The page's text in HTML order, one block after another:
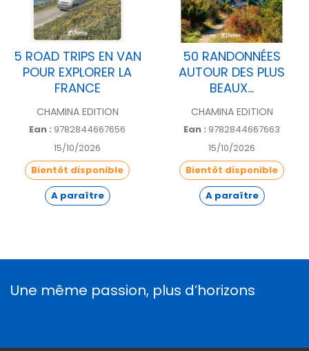
5 ROAD TRIPS EN VAN
POUR EXPLORER LA
FRANCE
CHAMINA EDITION
Ean : 9782844667656
15/10/2026
Bientôt disponible
A paraître
50 RANDONNÉES
AUTOUR DES PLUS
BEAUX...
CHAMINA EDITION
Ean : 9782844667663
15/10/2026
Bientôt disponible
A paraître
Une même passion, plus d’horizons